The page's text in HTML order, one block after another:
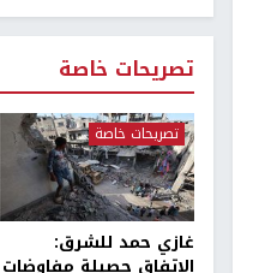
تصريحات خاصة
تصريحات خاصة
غازي حمد للشرق:
الاتفاق حصيلة مفاوضات